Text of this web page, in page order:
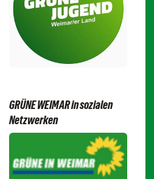
GRÜNE WEIMAR in sozialen
Netzwerken